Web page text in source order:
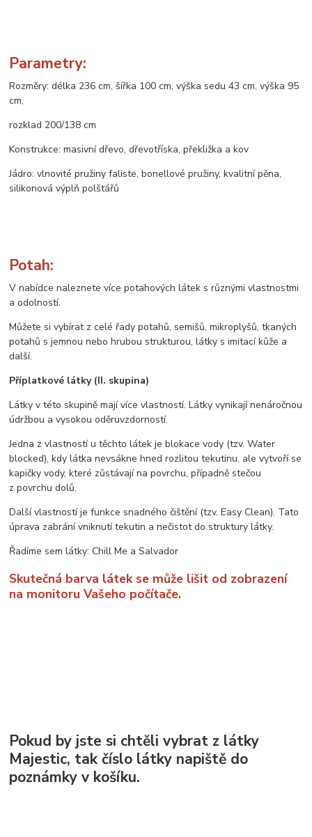
Parametry:
Rozměry: délka 236 cm, šířka 100 cm, výška sedu 43 cm, výška 95
cm,
rozklad 200/138 cm
Konstrukce: masivní dřevo, dřevotříska, překližka a kov
Jádro: vlnovité pružiny faliste, bonellové pružiny, kvalitní pěna,
silikonová výplň polštářů
Potah:
V nabídce naleznete více potahových látek s různými vlastnostmi
a odolností.
Můžete si vybírat z celé řady potahů, semišů, mikroplyšů, tkaných
potahů s jemnou nebo hrubou strukturou, látky s imitací kůže a
další.
Příplatkové látky (II. skupina)
Látky v této skupině mají více vlastností. Látky vynikají nenáročnou
údržbou a vysokou oděruvzdorností.
Jedna z vlastností u těchto látek je blokace vody (tzv. Water
blocked), kdy látka nevsákne hned rozlitou tekutinu, ale vytvoří se
kapičky vody, které zůstávají na povrchu, případně stečou
z povrchu dolů.
Další vlastností je funkce snadného čištění (tzv. Easy Clean). Tato
úprava zabrání vniknutí tekutin a nečistot do struktury látky.
Řadíme sem látky: Chill Me a Salvador
Skutečná barva látek se může lišit od zobrazení
na monitoru Vašeho počítače.
Pokud by jste si chtěli vybrat z látky
Majestic, tak číslo látky napiště do
poznámky v košíku.